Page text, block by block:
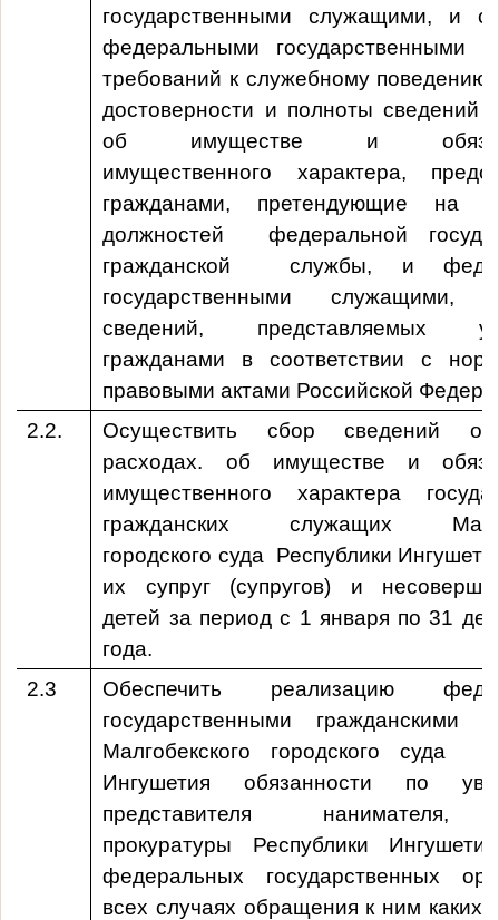
государственными служащими, и
федеральными государственными
требований к служебному
достоверности и полноты сведений
об имуществе и
имущественного характера,
гражданами, претендующие на
должностей федеральной
гражданской службы, и
государственными
сведений, представляемых
гражданами в соответствии с
правовыми актами Российской
2.2.
Осуществить сбор сведений о
расходах. об имуществе и
имущественного характера
гражданских служащих
городского суда Республики
их супруг (супругов) и
детей за период с 1 января по 31
года.
2.3
Обеспечить реализацию
государственными гражданскими
Малгобекского городского суда
Ингушетия обязанности по
представителя нанимателя,
прокуратуры Республики
федеральных государственных
всех случаях обращения к ним каких-